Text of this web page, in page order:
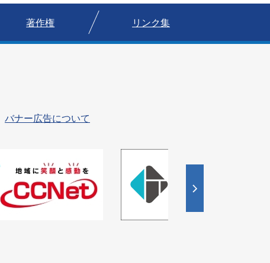
著作権 リンク集
バナー広告について